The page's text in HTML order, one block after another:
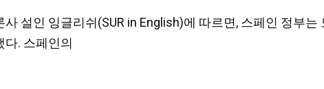
설인 잉글리쉬(SUR in English)에 따르면, 스페인 정부는
. 스페인의